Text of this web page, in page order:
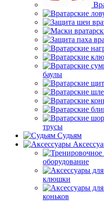
баулы
трусы
Судьям
оборудование
клюшки
коньков